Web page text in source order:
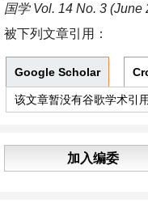
国学 Vol. 14 No. 3 (June
被下列文章引用：
Google Scholar
该文章暂没有谷歌学术引
加入编委